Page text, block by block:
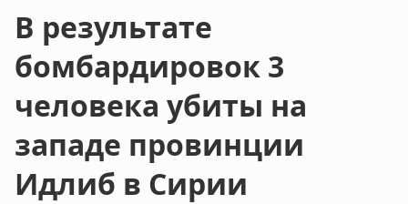
В результате
бомбардировок 3
человека убиты на
западе провинции
Идлиб в Сирии